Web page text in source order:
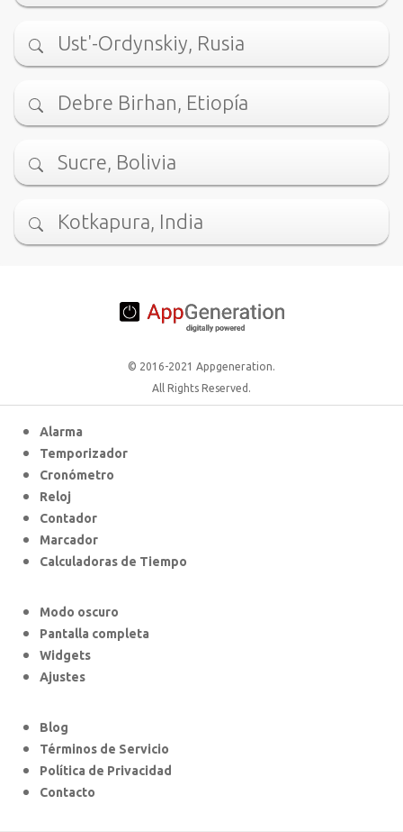
Ust'-Ordynskiy, Rusia
Debre Birhan, Etiopía
Sucre, Bolivia
Kotkapura, India
© 2016-2021 Appgeneration.
All Rights Reserved.
Alarma
Temporizador
Cronómetro
Reloj
Contador
Marcador
Calculadoras de Tiempo
Modo oscuro
Pantalla completa
Widgets
Ajustes
Blog
Términos de Servicio
Política de Privacidad
Contacto